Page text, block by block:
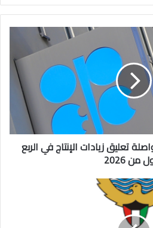
تعليق زيادات الإنتاج في الربع
من 2026